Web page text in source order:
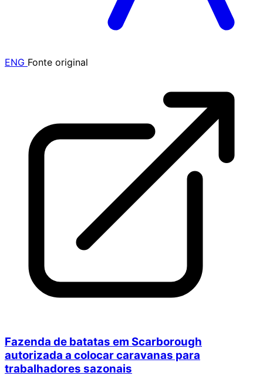
ENG Fonte original
Fazenda de batatas em Scarborough
autorizada a colocar caravanas para
trabalhadores sazonais